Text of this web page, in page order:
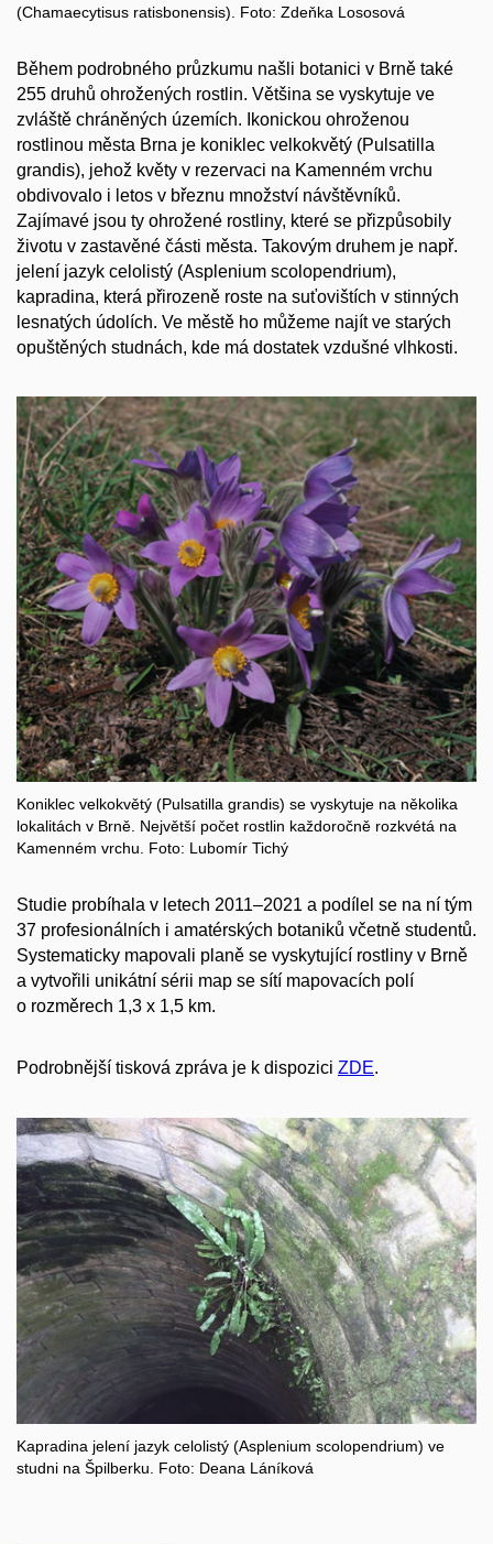
(Chamaecytisus ratisbonensis). Foto: Zdeňka Lososová
Během podrobného průzkumu našli botanici v Brně také
255 druhů ohrožených rostlin. Většina se vyskytuje ve
zvláště chráněných územích. Ikonickou ohroženou
rostlinou města Brna je koniklec velkokvětý (Pulsatilla
grandis), jehož květy v rezervaci na Kamenném vrchu
obdivovalo i letos v březnu množství návštěvníků.
Zajímavé jsou ty ohrožené rostliny, které se přizpůsobily
životu v zastavěné části města. Takovým druhem je např.
jelení jazyk celolistý (Asplenium scolopendrium),
kapradina, která přirozeně roste na suťovištích v stinných
lesnatých údolích. Ve městě ho můžeme najít ve starých
opuštěných studnách, kde má dostatek vzdušné vlhkosti.
Koniklec velkokvětý (Pulsatilla grandis) se vyskytuje na několika
lokalitách v Brně. Největší počet rostlin každoročně rozkvétá na
Kamenném vrchu. Foto: Lubomír Tichý
Studie probíhala v letech 2011–2021 a podílel se na ní tým
37 profesionálních i amatérských botaniků včetně studentů.
Systematicky mapovali planě se vyskytující rostliny v Brně
a vytvořili unikátní sérii map se sítí mapovacích polí
o rozměrech 1,3 x 1,5 km.
Podrobnější tisková zpráva je k dispozici ZDE.
Kapradina jelení jazyk celolistý (Asplenium scolopendrium) ve
studni na Špilberku. Foto: Deana Láníková